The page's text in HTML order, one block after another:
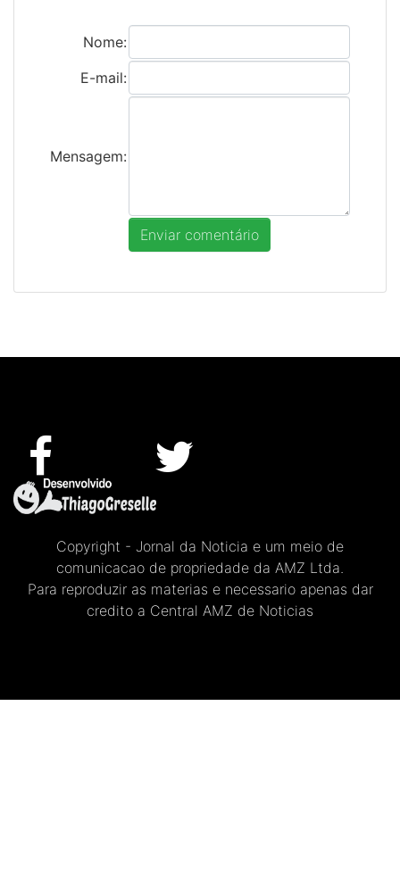
Nome:
E-mail:
Mensagem:
Copyright - Jornal da Noticia e um meio de
comunicacao de propriedade da AMZ Ltda.
Para reproduzir as materias e necessario apenas dar
credito a Central AMZ de Noticias